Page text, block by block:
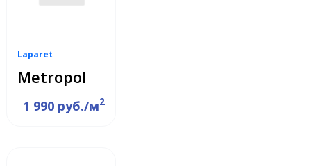
Laparet
Metropol
1 990 руб./м2